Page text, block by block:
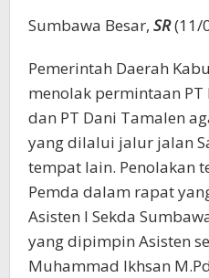
Sumbawa Besar, SR(11/
Pemerintah Daerah
menolak permintaan PT
dan PT Dani Tamalen
yang dilalui jalur jalan
tempat lain. Penolakan
Pemda dalam rapat
Asisten I Sekda
yang dipimpin Asisten
Muhammad Ikhsan